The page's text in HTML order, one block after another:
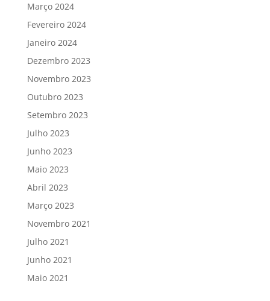
Março 2024
Fevereiro 2024
Janeiro 2024
Dezembro 2023
Novembro 2023
Outubro 2023
Setembro 2023
Julho 2023
Junho 2023
Maio 2023
Abril 2023
Março 2023
Novembro 2021
Julho 2021
Junho 2021
Maio 2021